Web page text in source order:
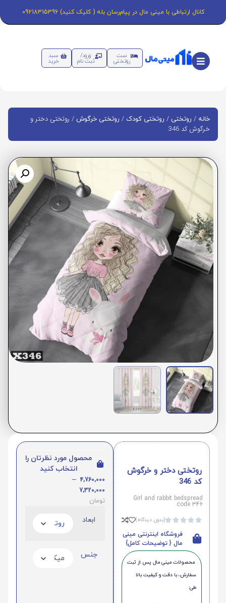
کانال ارتباطی با مینی مال در پیام‌رسان بله ( کلیک کنید) 09218315396
ست
روتختی
ورود/
ثبت نام
سبد
خرید
خانه / روتختی / روتختی کودک / روتختی خرگوش / روتختی دختر و
خرگوش کد 346
روتختی دختر و خرگوش
کد 346
Girl and rabbit bedspread
code 346




(بدون دیدگاه)
فروشگاه اینترنتی مینی
مال { توضیحات کامل}
محصولات مینی‌ مال پس از ثبت
سفارش، با دقت و کیفیت بالا
طی:
محصول مورد نظرتان را
انتخاب کنید
4,760,000
–
7,320,000
تومان
ابعاد
جنس